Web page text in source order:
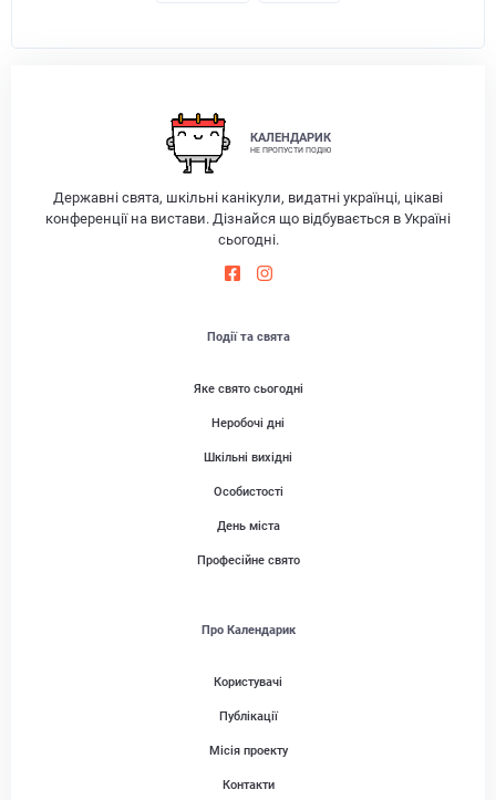
КАЛЕНДАРИК
НЕ ПРОПУСТИ ПОДІЮ
Державні свята, шкільні канікули, видатні українці, цікаві
конференції на вистави. Дізнайся що відбувається в Україні
сьогодні.
Події та свята
Яке свято сьогодні
Неробочі дні
Шкільні вихідні
Особистості
День міста
Професійне свято
Про Календарик
Користувачі
Публікації
Місія проекту
Контакти